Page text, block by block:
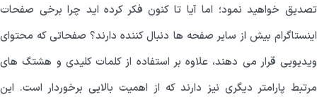
تصدیق خواهید نمود؛ اما آیا تا کنون فکر کرده اید چرا برخی صفحات
اینستاگرام بیش از سایر صفحه ها دنبال کننده دارند؟ صفحاتی که محتوای
ویدیویی قرار می دهند، علاوه بر استفاده از کلمات کلیدی و هشتگ های
مرتبط پارامتر دیگری نیز دارند که از اهمیت بالایی برخوردار است. این